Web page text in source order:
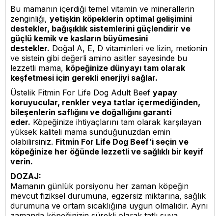
Bu mamanın içerdiği temel vitamin ve minerallerin
zenginliği, yetişkin köpeklerin optimal gelişimini
destekler, bağışıklık sistemlerini güçlendirir ve
güçlü kemik ve kasların büyümesini
destekler. Doğal A, E, D vitaminleri ve lizin, metionin
ve sistein gibi değerli amino asitler sayesinde bu
lezzetli mama, köpeğinize dünyayı tam olarak
keşfetmesi için gerekli enerjiyi sağlar.
Üstelik Fitmin For Life Dog Adult Beef yapay
koruyucular, renkler veya tatlar içermediğinden,
bileşenlerin saflığını ve doğallığını garanti
eder. Köpeğinize ihtiyaçlarını tam olarak karşılayan
yüksek kaliteli mama sunduğunuzdan emin
olabilirsiniz. Fitmin For Life Dog Beef'i seçin ve
köpeğinize her öğünde lezzetli ve sağlıklı bir keyif
verin.
DOZAJ:
Mamanın günlük porsiyonu her zaman köpeğin
mevcut fiziksel durumuna, egzersiz miktarına, sağlık
durumuna ve ortam sıcaklığına uygun olmalıdır. Aynı